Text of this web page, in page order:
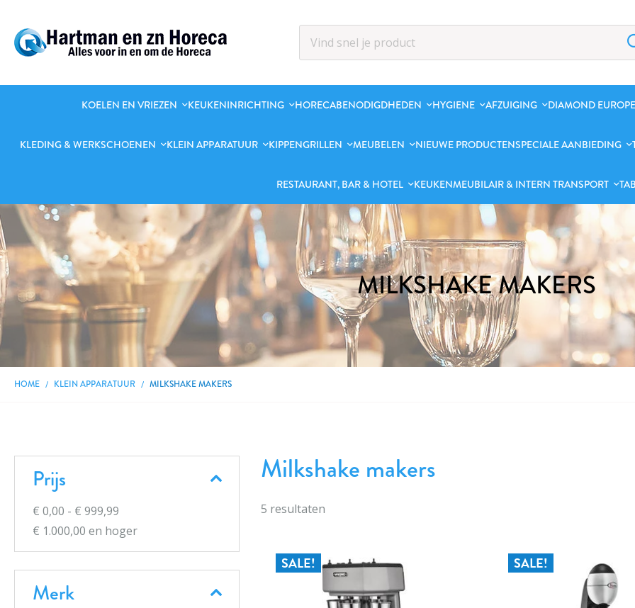
KOELEN EN VRIEZEN KEUKENINRICHTING HORECABENODIGDHEDEN HYGIENE AFZUIGING DIAMOND
KLEDING & WERKSCHOENEN KLEIN APPARATUUR KIPPENGRILLEN MEUBELEN NIEUWE PRODUCTENSPECIALE AANBIEDING
RESTAURANT, BAR & HOTEL KEUKENMEUBILAIR & INTERN TRANSPORT
MILKSHAKE MAKERS
HOME KLEIN APPARATUUR MILKSHAKE MAKERS
Milkshake makers
5 resultaten
SALE! SALE!
Prijs
€ 0,00 - € 999,99
€ 1.000,00 en hoger
Merk